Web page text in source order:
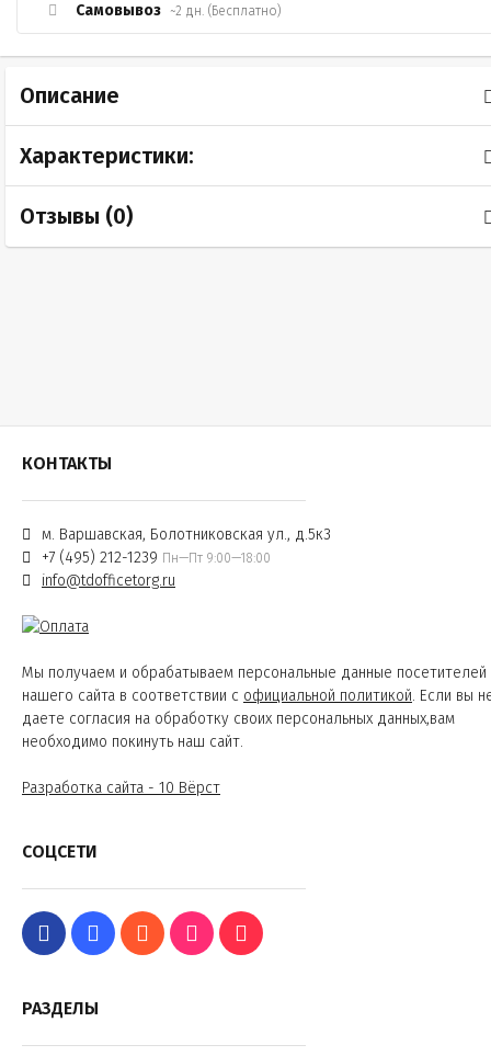
Самовывоз ~2 дн. (Бесплатно)
Описание
Характеристики:
Отзывы (0)
КОНТАКТЫ
м. Варшавская, Болотниковская ул., д.5к3
+7 (495) 212-1239 Пн—Пт 9:00—18:00
info@tdofficetorg.ru
Мы получаем и обрабатываем персональные данные посетителей
нашего сайта в соответствии с официальной политикой. Если вы
даете согласия на обработку своих персональных данных,вам
необходимо покинуть наш сайт.
Разработка сайта - 10 Вёрст
СОЦСЕТИ
РАЗДЕЛЫ